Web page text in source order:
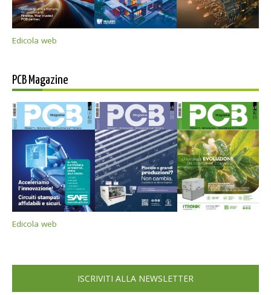
Edicola web
PCB Magazine
Edicola web
ISCRIVITI ALLA NEWSLETTER